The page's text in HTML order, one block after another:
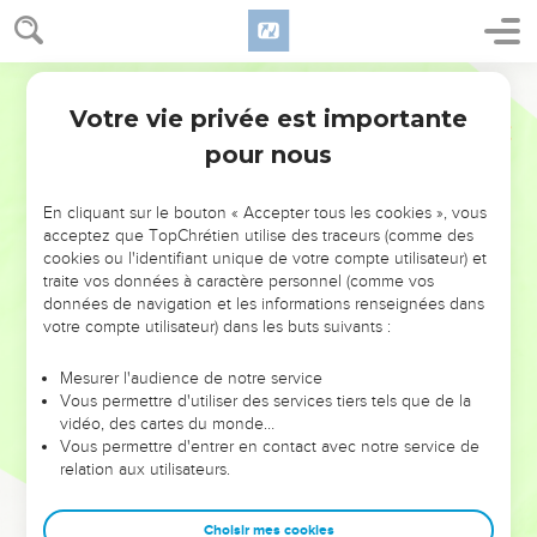
NE MANQUEZ PAS L’ÉVÉNEMENT
DE L’ANNÉE !
ET SI LEURS ERREURS POUVAIENT VOUS ÉVITER LES
VOTRES ?
leur foi ou leur vision. Mais on voit moins les doutes, les erreurs
et les saisons difficiles qu'ils ont traversés, alors même que ce
sont elles qui les ont façonnés.
Dans cette conférence, leaders, entrepreneurs, et responsables
clés pour avancer avec plus de sagesse afin que leurs erreurs
Votre vie privée est importante
pour nous
En cliquant sur le bouton « Accepter tous les cookies », vous
acceptez que TopChrétien utilise des traceurs (comme des
cookies ou l'identifiant unique de votre compte utilisateur) et
traite vos données à caractère personnel (comme vos
données de navigation et les informations renseignées dans
votre compte utilisateur) dans les buts suivants :
Mesurer l'audience de notre service
Vous permettre d'utiliser des services tiers tels que de la
vidéo, des cartes du monde…
Vous permettre d'entrer en contact avec notre service de
relation aux utilisateurs.
Choisir mes cookies